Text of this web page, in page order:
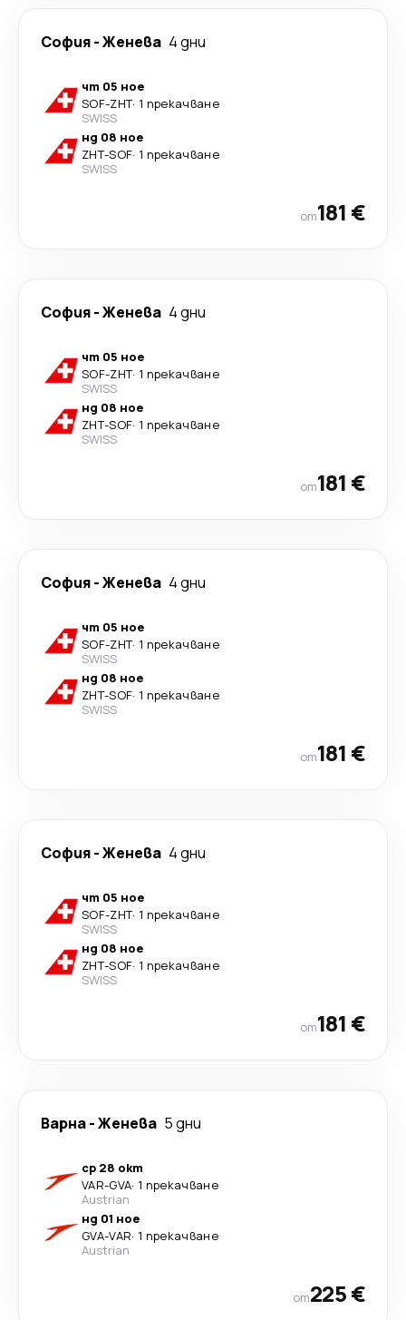
София-Женева 4 дни
чт 05 ное
SOF-ZHT· 1 прекачване
SWISS
нд 08 ное
ZHT-SOF· 1 прекачване
SWISS
от181 €
София-Женева 4 дни
чт 05 ное
SOF-ZHT· 1 прекачване
SWISS
нд 08 ное
ZHT-SOF· 1 прекачване
SWISS
от181 €
София-Женева 4 дни
чт 05 ное
SOF-ZHT· 1 прекачване
SWISS
нд 08 ное
ZHT-SOF· 1 прекачване
SWISS
от181 €
София-Женева 4 дни
чт 05 ное
SOF-ZHT· 1 прекачване
SWISS
нд 08 ное
ZHT-SOF· 1 прекачване
SWISS
от181 €
Варна-Женева 5 дни
ср 28 окт
VAR-GVA· 1 прекачване
Austrian
нд 01 ное
GVA-VAR· 1 прекачване
Austrian
от225 €